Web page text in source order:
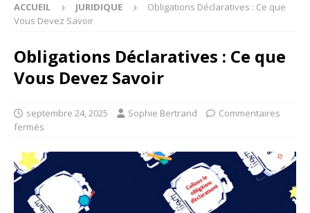
ACCUEIL JURIDIQUE
Obligations Déclaratives : Ce que
Vous Devez Savoir
Obligations Déclaratives : Ce que
Vous Devez Savoir
septembre 24, 2025 Sophie Bertrand
Commentaires
fermés